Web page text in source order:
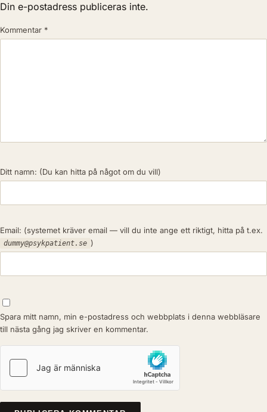
Din e-postadress publiceras inte.
Kommentar *
Ditt namn: (Du kan hitta på något om du vill)
Email: (systemet kräver email — vill du inte ange ett riktigt, hitta på t.ex.
dummy@psykpatient.se )
Spara mitt namn, min e-postadress och webbplats i denna webbläsare
till nästa gång jag skriver en kommentar.